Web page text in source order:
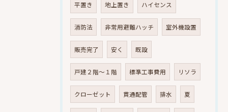
平置き 地上置き ハイセンス
消防法 非常用避難ハッチ 室外機設置
販売完了 安く 既設
戸建２階～１階 標準工事費用 リソラ
クローゼット 貫通配管 排水 夏